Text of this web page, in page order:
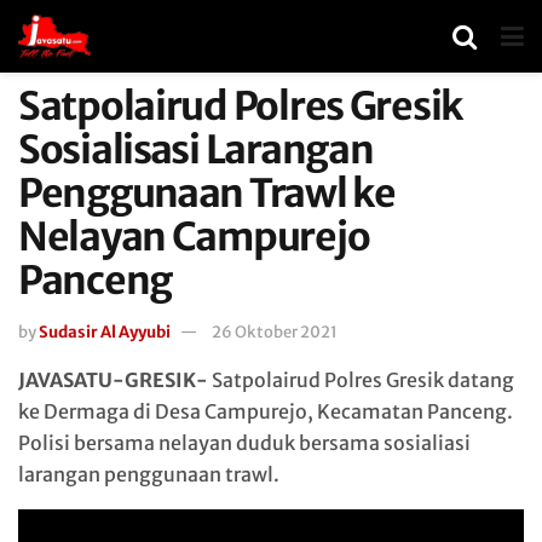
Satpolairud Polres Gresik
Sosialisasi Larangan
Penggunaan Trawl ke
Nelayan Campurejo
Panceng
bySudasir Al Ayyubi 26 Oktober 2021
JAVASATU-GRESIK- Satpolairud Polres Gresik datang
ke Dermaga di Desa Campurejo, Kecamatan Panceng.
Polisi bersama nelayan duduk bersama sosialiasi
larangan penggunaan trawl.